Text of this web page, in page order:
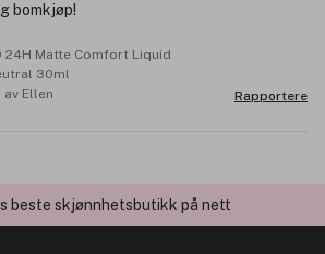
bomkjøp!
24H Matte Comfort Liquid
30ml
Ellen
Rapportere
Nettbutikk 2026 og 2025